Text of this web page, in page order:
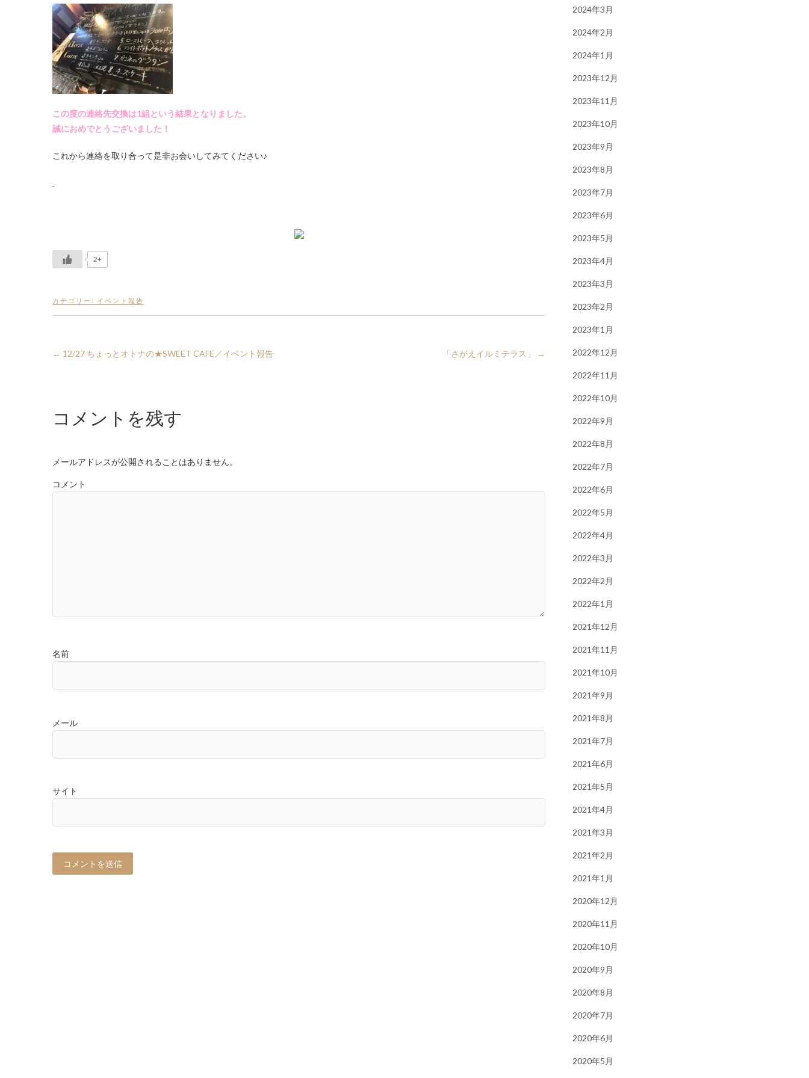
この度の連絡先交換は1組という結果となりました。
誠におめでとうございました！
これから連絡を取り合って是非お会いしてみてください♪
2+
カテゴリー: イベント報告
← 12/27 ちょっとオトナの★SWEET CAFE／イベント報告 「さがえイルミテラス」 →
コメントを残す
メールアドレスが公開されることはありません。
コメント
名前
メール
サイト
2024年3月
2024年2月
2024年1月
2023年12月
2023年11月
2023年10月
2023年9月
2023年8月
2023年7月
2023年6月
2023年5月
2023年4月
2023年3月
2023年2月
2023年1月
2022年12月
2022年11月
2022年10月
2022年9月
2022年8月
2022年7月
2022年6月
2022年5月
2022年4月
2022年3月
2022年2月
2022年1月
2021年12月
2021年11月
2021年10月
2021年9月
2021年8月
2021年7月
2021年6月
2021年5月
2021年4月
2021年3月
2021年2月
2021年1月
2020年12月
2020年11月
2020年10月
2020年9月
2020年8月
2020年7月
2020年6月
2020年5月